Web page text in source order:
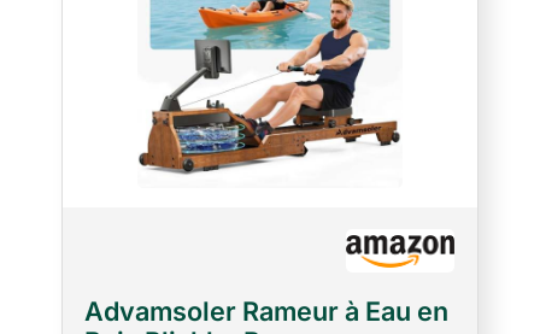
Advamsoler Rameur à Eau en